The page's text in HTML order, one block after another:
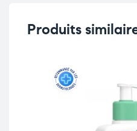
Produits